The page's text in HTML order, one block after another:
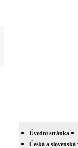
Úvodní stránka
Česká a